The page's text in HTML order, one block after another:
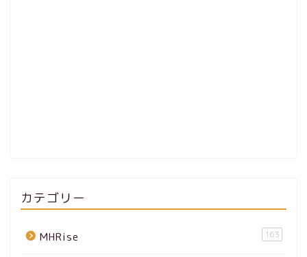
カテゴリー
MHRise 163